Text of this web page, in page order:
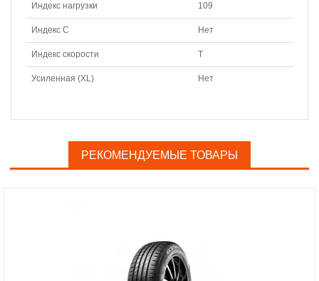
Индекс нагрузки 109
Индекс С Нет
Индекс скорости T
Усиленная (XL) Нет
РЕКОМЕНДУЕМЫЕ ТОВАРЫ